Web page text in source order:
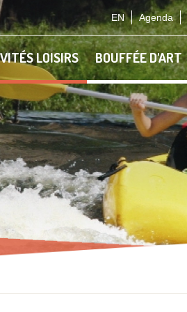
EN Agenda
LOISIRS BOUFFÉE D'ART